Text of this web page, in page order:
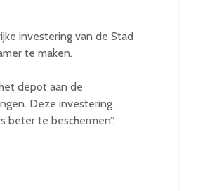
investering van de Stad
te maken.
depot aan de
Deze investering
beter te beschermen”,